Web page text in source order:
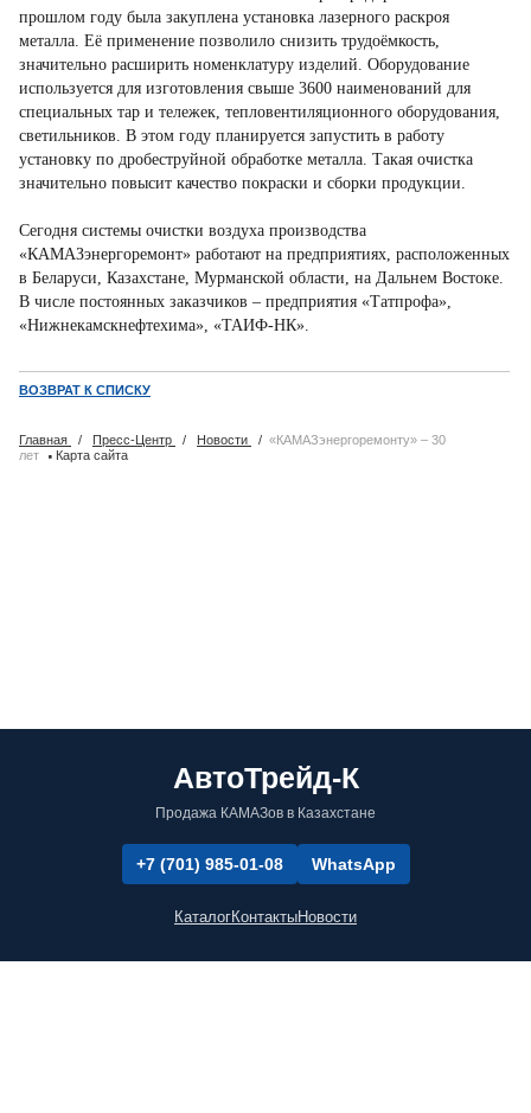
прошлом году была закуплена установка лазерного раскроя
металла. Её применение позволило снизить трудоёмкость,
значительно расширить номенклатуру изделий. Оборудование
используется для изготовления свыше 3600 наименований для
специальных тар и тележек, тепловентиляционного оборудования,
светильников. В этом году планируется запустить в работу
установку по дробеструйной обработке металла. Такая очистка
значительно повысит качество покраски и сборки продукции.
Сегодня системы очистки воздуха производства
«КАМАЗэнергоремонт» работают на предприятиях, расположенных
в Беларуси, Казахстане, Мурманской области, на Дальнем Востоке.
В числе постоянных заказчиков – предприятия «Татпрофа»,
«Нижнекамскнефтехима», «ТАИФ-НК».
ВОЗВРАТ К СПИСКУ
Главная / Пресс-Центр / Новости / «КАМАЗэнергоремонту» – 30
лет ·Карта сайта
АвтоТрейд-К
Продажа КАМАЗов в Казахстане
+7 (701) 985-01-08 WhatsApp
КаталогКонтактыНовости